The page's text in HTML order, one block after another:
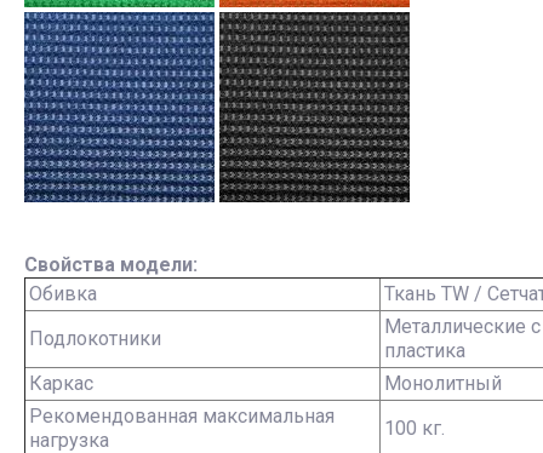
Свойства модели:
Обивка
Ткань TW /
Подлокотники
Металлические
пластика
Каркас
Монолитный
Рекомендованная максимальная
нагрузка
100 кг.